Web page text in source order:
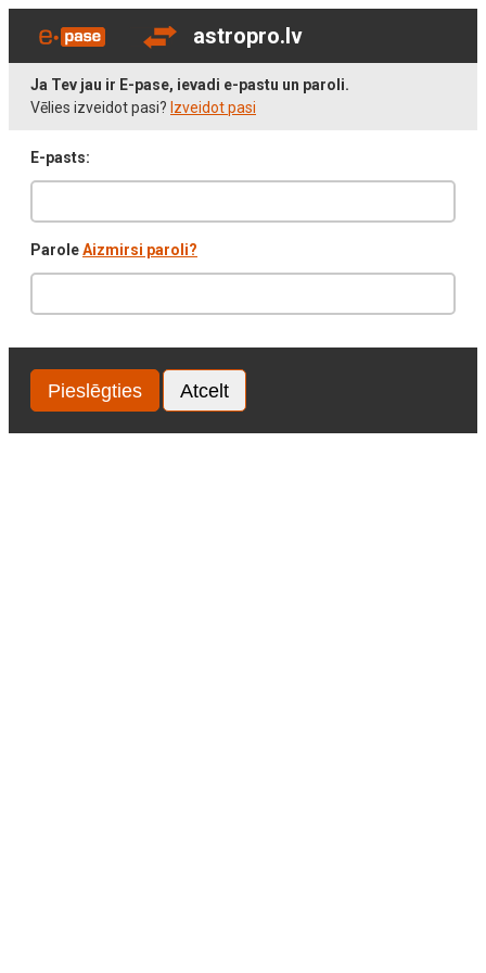
astropro.lv
Ja Tev jau ir E-pase, ievadi e-pastu un paroli.
Vēlies izveidot pasi? Izveidot pasi
E-pasts:
ParoleAizmirsi paroli?
Pieslēgties